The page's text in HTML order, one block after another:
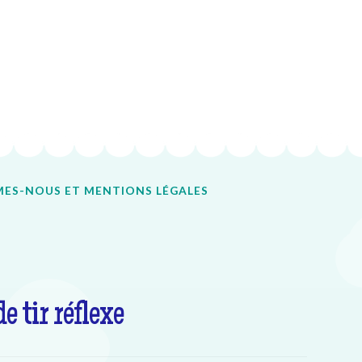
NOUS ET MENTIONS LÉGALES
tir réflexe